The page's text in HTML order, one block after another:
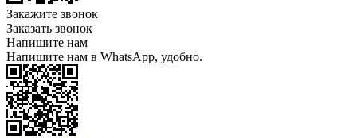
Закажите звонок
Заказать звонок
Напишите нам
Напишите нам в WhatsApp, удобно.